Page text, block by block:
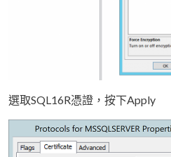
選取SQL16R憑證，按下Apply